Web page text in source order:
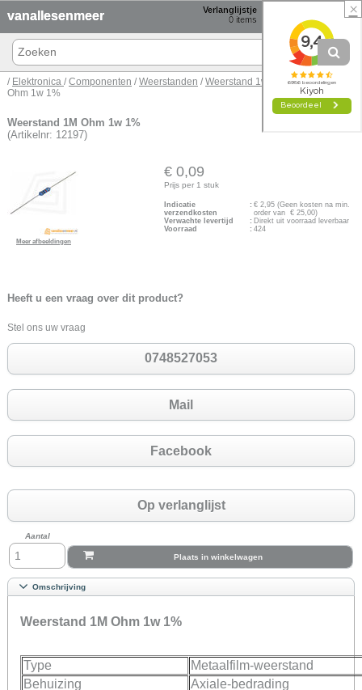
Verlanglijstje
0 items
Winkelmand
0 items € 0,00
vanallesenmeer
/ Elektronica /Componenten /Weerstanden /Weerstand 1w
/ Weerstand 1M
Ohm 1w 1%
Weerstand 1M Ohm 1w 1%
(Artikelnr: 12197)
Meer afbeeldingen
€ 0,09
Prijs per 1 stuk
Indicatie
verzendkosten
: € 2,95(Geen kosten na min.
order van € 25,00)
Verwachte levertijd
: Direkt uit voorraad leverbaar
Voorraad
: 424
Heeft u een vraag over dit product?
Stel ons uw vraag
0748527053
Mail
Facebook
Op verlanglijst
Aantal
Plaats in winkelwagen
Omschrijving
Weerstand 1M Ohm 1w 1%
Type
Metaalfilm-weerstand
Behuizing
Axiale-bedrading
×